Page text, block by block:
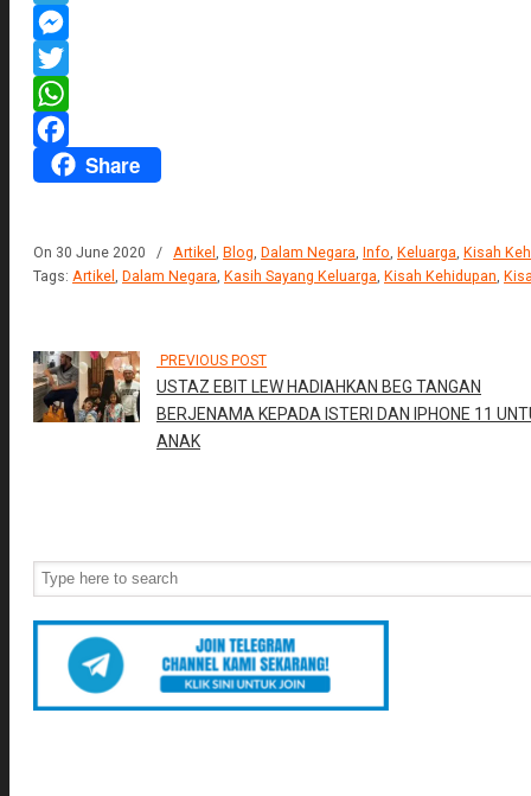
Mail
Telegram
Messenger
Twitter
WhatsApp
FacebookShare
On 30 June 2020 / Artikel , Blog, Dalam Negara, Info, Keluarga, Kisah
Tags: Artikel , Dalam Negara, Kasih Sayang Keluarga, Kisah Kehidupan,
PREVIOUS POST
USTAZ EBIT LEW HADIAHKAN BEG TANGAN
BERJENAMA KEPADA ISTERI DAN IPHONE 11
ANAK